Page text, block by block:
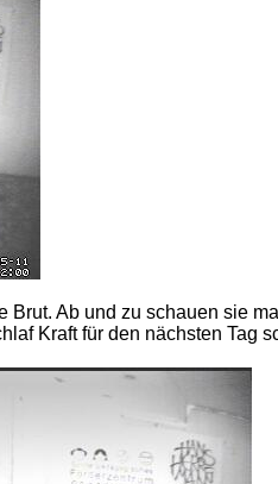
Ab und zu schauen sie
Kraft für den nächsten Tag